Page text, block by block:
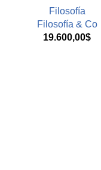
Filosofía
Filosofía & Co
19.600,00$